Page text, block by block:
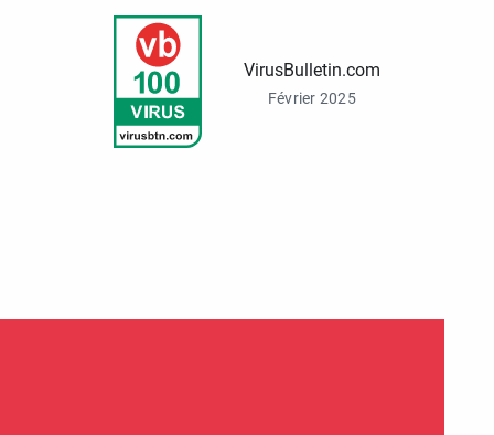
VirusBulletin.com
Février 2025